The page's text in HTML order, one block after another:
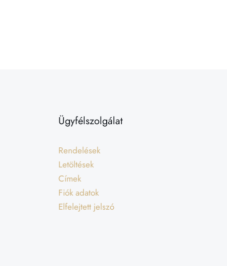
Ügyfélszolgálat
Rendelések
Letöltések
Címek
Fiók adatok
Elfelejtett jelszó